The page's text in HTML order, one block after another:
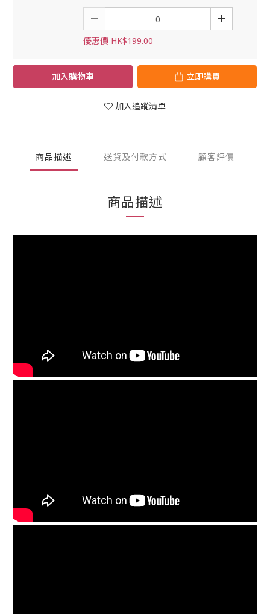
優惠價 HK$199.00
加入購物車 立即購買
加入追蹤清單
商品描述 送貨及付款方式 顧客評價
商品描述